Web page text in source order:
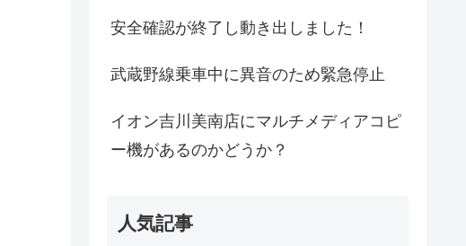
安全確認が終了し動き出しました！
武蔵野線乗車中に異音のため緊急停止
イオン吉川美南店にマルチメディアコピ
ー機があるのかどうか？
人気記事